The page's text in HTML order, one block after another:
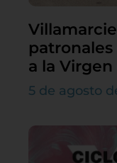
a la
5 de agosto